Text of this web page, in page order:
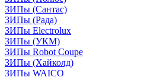
ЗИПы (Сантас)
ЗИПы (Рада)
ЗИПы Electrolux
ЗИПы (УКМ)
ЗИПы Robot Coupe
ЗИПы (Хайколд)
ЗИПы WAICO